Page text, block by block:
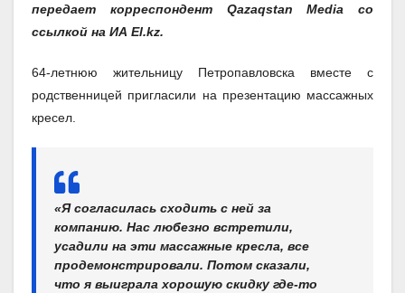
передает корреспондент Qazaqstan Media со
ссылкой на ИА El.kz.
64-летнюю жительницу Петропавловска вместе с
родственницей пригласили на презентацию массажных
кресел.
«Я согласилась сходить с ней за
компанию. Нас любезно встретили,
усадили на эти массажные кресла, все
продемонстрировали. Потом сказали,
что я выиграла хорошую скидку где-то